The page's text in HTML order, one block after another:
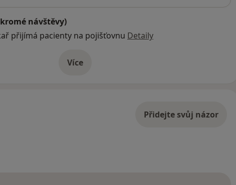
návštěvy)
přijímá pacienty na pojišťovnu Detaily
Víceo adrese
Přidejte svůj názor